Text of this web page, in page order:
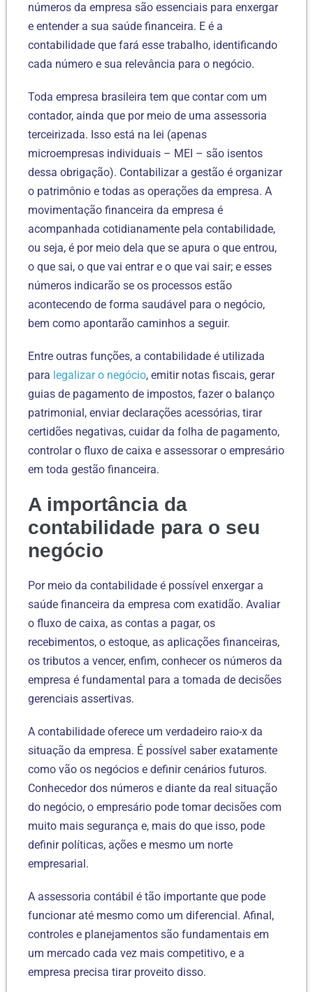
números da empresa são essenciais para enxergar
e entender a sua saúde financeira. E é a
contabilidade que fará esse trabalho, identificando
cada número e sua relevância para o negócio.
Toda empresa brasileira tem que contar com um
contador, ainda que por meio de uma assessoria
terceirizada. Isso está na lei (apenas
microempresas individuais – MEI – são isentos
dessa obrigação). Contabilizar a gestão é organizar
o patrimônio e todas as operações da empresa. A
movimentação financeira da empresa é
acompanhada cotidianamente pela contabilidade,
ou seja, é por meio dela que se apura o que entrou,
o que sai, o que vai entrar e o que vai sair; e esses
números indicarão se os processos estão
acontecendo de forma saudável para o negócio,
bem como apontarão caminhos a seguir.
Entre outras funções, a contabilidade é utilizada
para legalizar o negócio, emitir notas fiscais, gerar
guias de pagamento de impostos, fazer o balanço
patrimonial, enviar declarações acessórias, tirar
certidões negativas, cuidar da folha de pagamento,
controlar o fluxo de caixa e assessorar o empresário
em toda gestão financeira.
A importância da
contabilidade para o seu
negócio
Por meio da contabilidade é possível enxergar a
saúde financeira da empresa com exatidão. Avaliar
o fluxo de caixa, as contas a pagar, os
recebimentos, o estoque, as aplicações financeiras,
os tributos a vencer, enfim, conhecer os números da
empresa é fundamental para a tomada de decisões
gerenciais assertivas.
A contabilidade oferece um verdadeiro raio-x da
situação da empresa. É possível saber exatamente
como vão os negócios e definir cenários futuros.
Conhecedor dos números e diante da real situação
do negócio, o empresário pode tomar decisões com
muito mais segurança e, mais do que isso, pode
definir políticas, ações e mesmo um norte
empresarial.
A assessoria contábil é tão importante que pode
funcionar até mesmo como um diferencial. Afinal,
controles e planejamentos são fundamentais em
um mercado cada vez mais competitivo, e a
empresa precisa tirar proveito disso.